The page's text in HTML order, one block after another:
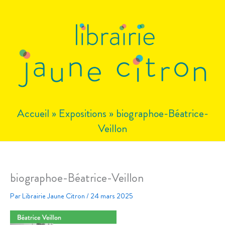
Accueil » Expositions » biographoe-Béatrice-
Veillon
biographoe-Béatrice-Veillon
ParLibrairie Jaune Citron/24 mars 2025